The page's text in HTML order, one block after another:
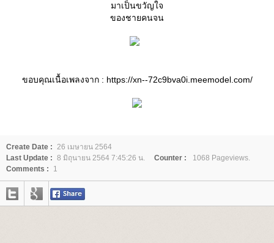
มาเป็นขวัญใจ
ของชายคนจน
ขอบคุณเนื้อเพลงจาก : https://xn--72c9bva0i.meemodel.com/
Create Date : 26 เมษายน 2564
Last Update : 8 มิถุนายน 2564 7:45:26 น. Counter :
1068 Pageviews.
Comments :
1